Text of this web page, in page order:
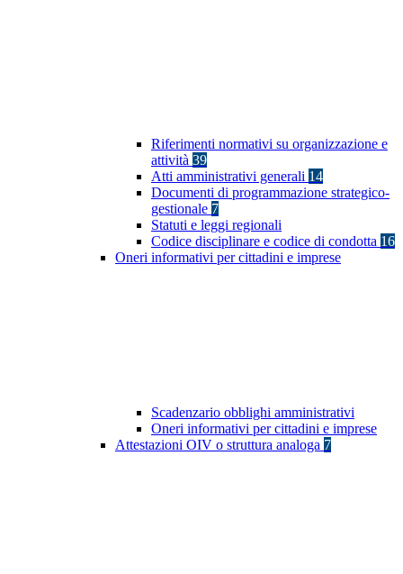
Riferimenti normativi su organizzazione e
attività 39
Atti amministrativi generali 14
Documenti di programmazione strategico-
gestionale 7
Statuti e leggi regionali
Codice disciplinare e codice di condotta 16
Oneri informativi per cittadini e imprese
Scadenzario obblighi amministrativi
Oneri informativi per cittadini e imprese
Attestazioni OIV o struttura analoga 7